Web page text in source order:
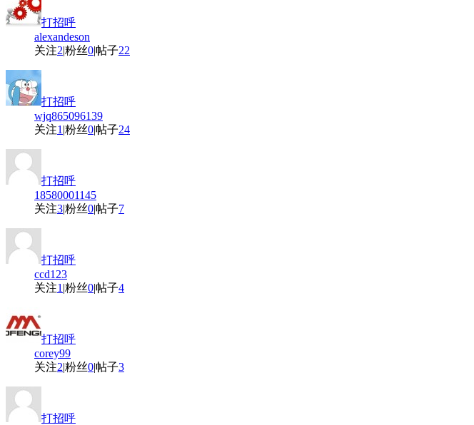
打招呼
alexandeson
关注2|粉丝0|帖子22
打招呼
wjq865096139
关注1 |粉丝0|帖子24
打招呼
18580001145
关注3|粉丝0|帖子7
打招呼
ccd123
关注1 |粉丝0|帖子4
打招呼
corey99
关注2|粉丝0|帖子3
打招呼